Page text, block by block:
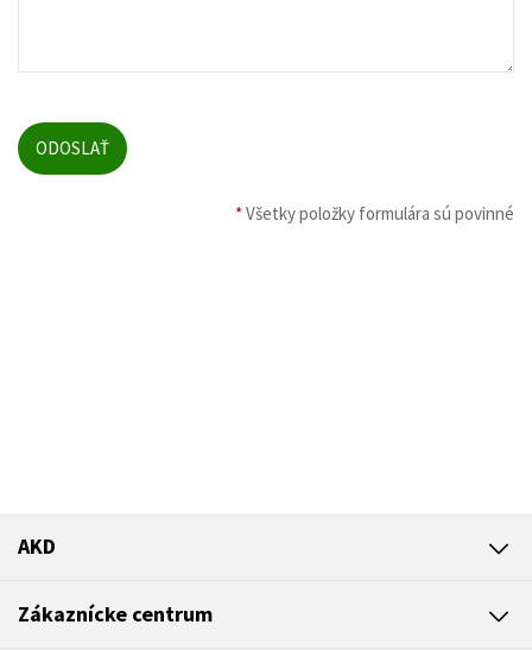
*Všetky položky formulára sú povinné
AKD
Zákaznícke centrum